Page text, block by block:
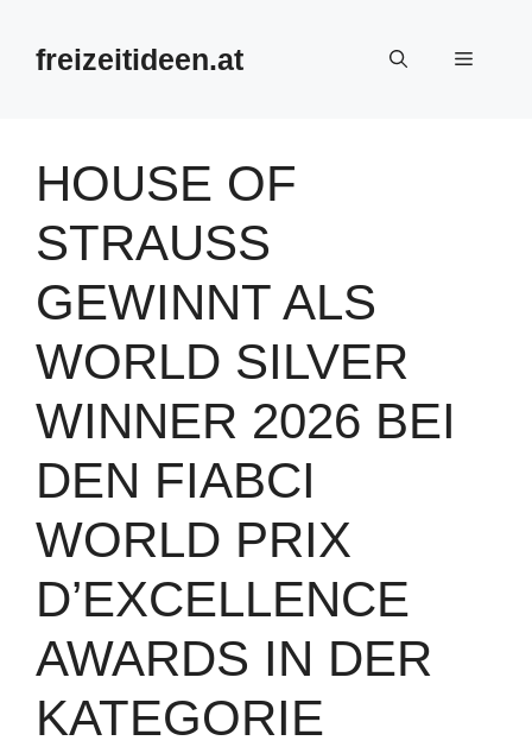
Inhalt
springenfreizeitideen.at Menü
HOUSE OF
STRAUSS
GEWINNT ALS
WORLD SILVER
WINNER 2026 BEI
DEN FIABCI
WORLD PRIX
D’EXCELLENCE
AWARDS IN DER
KATEGORIE